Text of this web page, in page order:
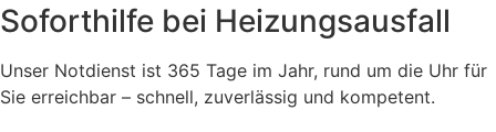
Soforthilfe bei Heizungsausfall
Unser Notdienst ist 365 Tage im Jahr, rund um die Uhr für
Sie erreichbar – schnell, zuverlässig und kompetent.